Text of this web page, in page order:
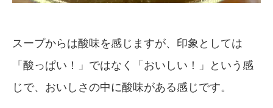
スープからは酸味を感じますが、印象としては
「酸っぱい！」ではなく「おいしい！」という感
じで、おいしさの中に酸味がある感じです。